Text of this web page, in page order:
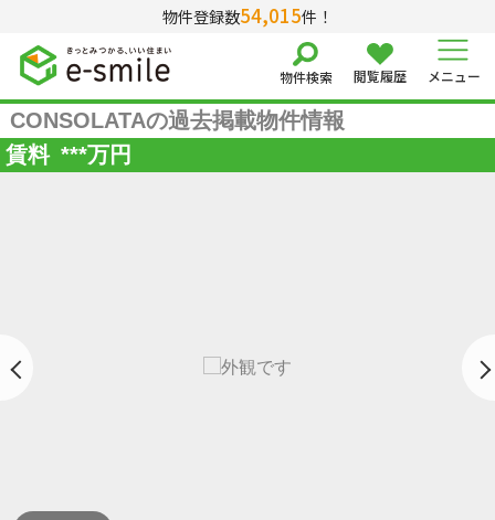
物件登録数54,015件！
物件検索 閲覧履歴 メニュー
CONSOLATAの過去掲載物件情報
賃料 ***万円